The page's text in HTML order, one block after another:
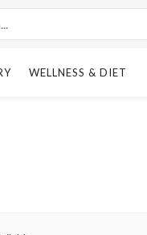
WELLNESS & DIET